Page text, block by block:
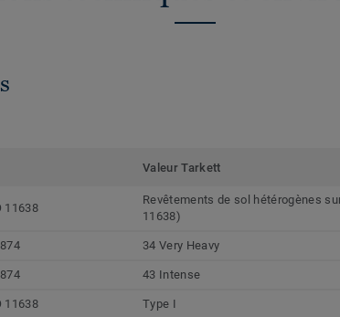
Valeur Tarkett
11638
Revêtements de sol hétérogènes
11638)
34 Very Heavy
43 Intense
11638 Type I